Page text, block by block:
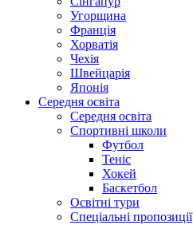
Угорщина
Франція
Хорватія
Чехія
Швейцарія
Японія
Середня освіта
Середня освіта
Спортивні школи
Футбол
Теніс
Хокей
Баскетбол
Освітні тури
Спеціальні пропозиції